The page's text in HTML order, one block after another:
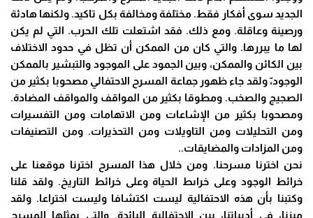
الجديد سوى أفكار فقط. مختلفة ومخالفة بكل تاكيد. ولكنها هادئة
ورصينة وعاقلة. ومع ذلك. فقد اشتعلت تلك الحرب. التي لم يكن
لها ما يبررها. والتي كان من الممكن أن تظل في حدود الاختلاف
بين الكائن والممكن، وبين الجمود على الموجود والتبشير بالممكن
الوجود،ّ ولقد جاء ظهور جماعة المسرح الاحتفالي مصحوبا بكثير من
الصجيج والصخب. ومطوقا بكثير من المواقف والمواقف المضادة.
ومصحوبا بكثير من الإشاعات ومن الاتهامات ومن التفسيرات
ومن التحليلات ومن التاويلات ومن التحذيرات. ومن التصنيفات
ومن المزادات والمضايقات..
نحن اخترنا مسرحنا. ومن خلال هذا المسرح اخترنا موقعنا على
خرائط الوجود وعلى خراىط الحياة وعلى خرائط التاريخ. ولقد قلنا
وكتبنا بأن هذه الاحتفالية ليست اكتشافا وليست اختراعا. ولقد
ميزنا، في أدبياتنا، بين الاحتفالية البائدة. والتي يمثلها المسرح